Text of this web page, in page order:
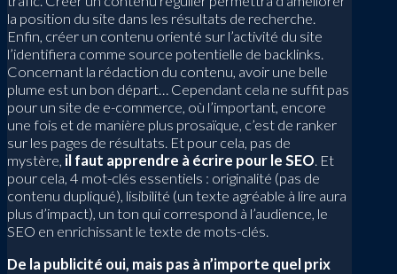
la position du site dans les résultats de recherche.
Enfin, créer un contenu orienté sur l’activité du site
l’identifiera comme source potentielle de backlinks.
Concernant la rédaction du contenu, avoir une belle
plume est un bon départ… Cependant cela ne suffit pas
pour un site de e-commerce, où l’important, encore
une fois et de manière plus prosaïque, c’est de ranker
sur les pages de résultats. Et pour cela, pas de
mystère, il faut apprendre à écrire pour le SEO. Et
pour cela, 4 mot-clés essentiels : originalité (pas de
contenu dupliqué), lisibilité (un texte agréable à lire aura
plus d’impact), un ton qui correspond à l’audience, le
SEO en enrichissant le texte de mots-clés.
De la publicité oui, mais pas à n’importe quel prix